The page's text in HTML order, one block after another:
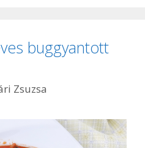
buggyantott
Zsuzsa